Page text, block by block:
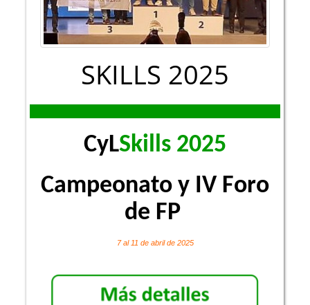
SKILLS 2025
CyLSkills 2025
Campeonato y IV Foro
de FP
7 al 11 de abril de 2025